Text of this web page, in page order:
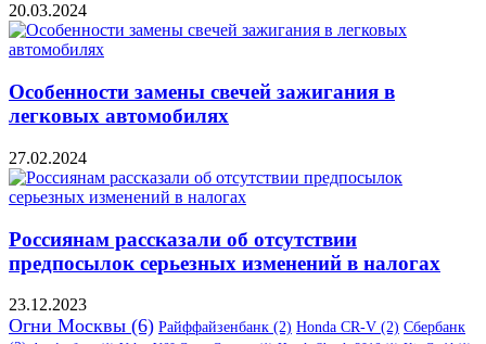
20.03.2024
Особенности замены свечей зажигания в
легковых автомобилях
27.02.2024
Россиянам рассказали об отсутствии
предпосылок серьезных изменений в налогах
23.12.2023
Огни Москвы (6) Райффайзенбанк (2) Honda CR-V (2) Сбербанк